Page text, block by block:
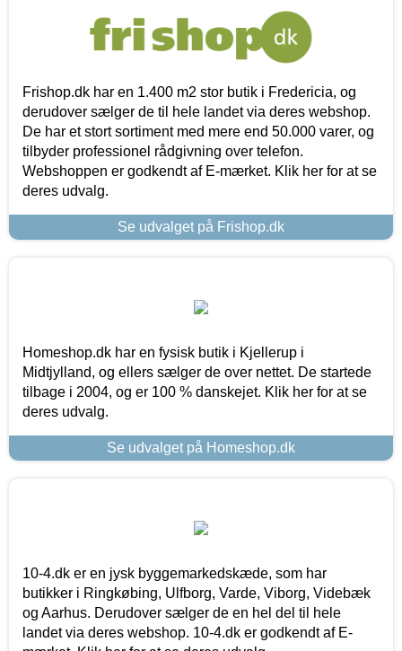
Frishop.dk har en 1.400 m2 stor butik i Fredericia, og
derudover sælger de til hele landet via deres webshop.
De har et stort sortiment med mere end 50.000 varer, og
tilbyder professionel rådgivning over telefon.
Webshoppen er godkendt af E-mærket. Klik her for at se
deres udvalg.
Se udvalget på Frishop.dk
Homeshop.dk har en fysisk butik i Kjellerup i
Midtjylland, og ellers sælger de over nettet. De startede
tilbage i 2004, og er 100 % danskejet. Klik her for at se
deres udvalg.
Se udvalget på Homeshop.dk
10-4.dk er en jysk byggemarkedskæde, som har
butikker i Ringkøbing, Ulfborg, Varde, Viborg, Videbæk
og Aarhus. Derudover sælger de en hel del til hele
landet via deres webshop. 10-4.dk er godkendt af E-